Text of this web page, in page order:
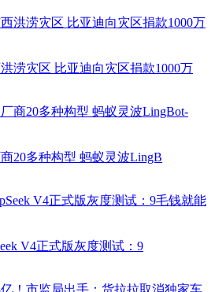
涝灾区 比亚迪向灾区捐款1000万
20多种构型 蚂蚁灵波LingB
V4正式版灰度测试：9